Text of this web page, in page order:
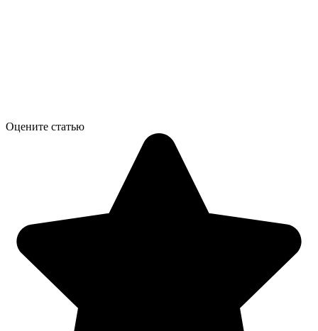
Оцените статью